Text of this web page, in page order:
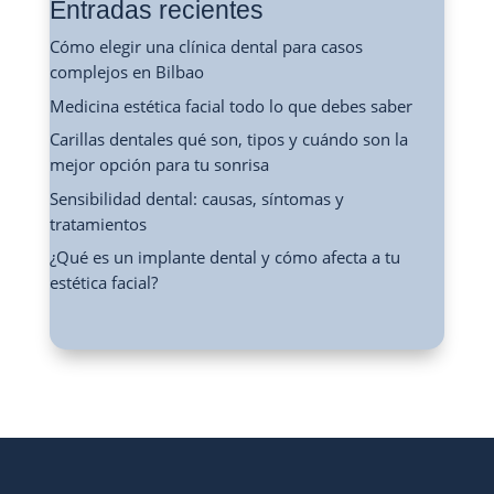
Entradas recientes
Cómo elegir una clínica dental para casos
complejos en Bilbao
Medicina estética facial todo lo que debes saber
Carillas dentales qué son, tipos y cuándo son la
mejor opción para tu sonrisa
Sensibilidad dental: causas, síntomas y
tratamientos
¿Qué es un implante dental y cómo afecta a tu
estética facial?